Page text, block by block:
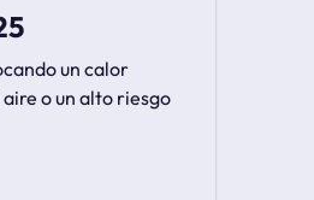
un calor
o un alto riesgo